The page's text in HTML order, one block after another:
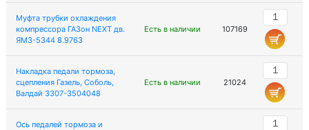
Муфта трубки охлаждения
компрессора ГАЗон NEXT дв.
ЯМЗ-5344 8.9763
Есть в наличии 107169
Накладка педали тормоза,
сцепления Газель, Соболь,
Валдай 3307-3504048
Есть в наличии 21024
Ось педалей тормоза и